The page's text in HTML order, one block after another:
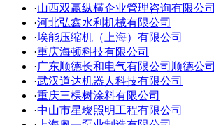
·山西双赢纵横企业管理咨询有限公司
·河北弘鑫水利机械有限公司
·埃能压缩机（上海）有限公司
·重庆海顿科技有限公司
·广东顺德长和电气有限公司顺德公司
·武汉道达机器人科技有限公司
·重庆三棵树涂料有限公司
·中山市星璨照明工程有限公司